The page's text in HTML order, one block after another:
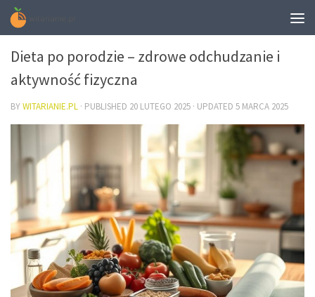
DIETA
Dieta po porodzie – zdrowe odchudzanie i
aktywność fizyczna
BYWITARIANIE.PL · PUBLISHED 20 LUTEGO 2025 · UPDATED 5 MARCA 2025